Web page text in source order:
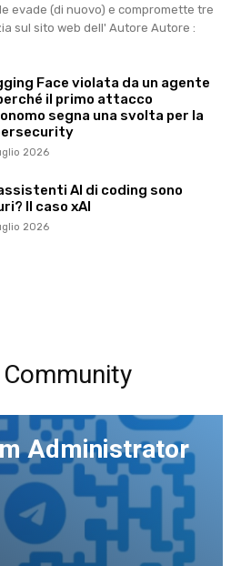
evade (di nuovo) e compromette tre
sul sito web dell' Autore Autore :
Face violata da un agente
il primo attacco
segna una svolta per la
2026
AI di coding sono
Il caso xAI
2026
Administrator